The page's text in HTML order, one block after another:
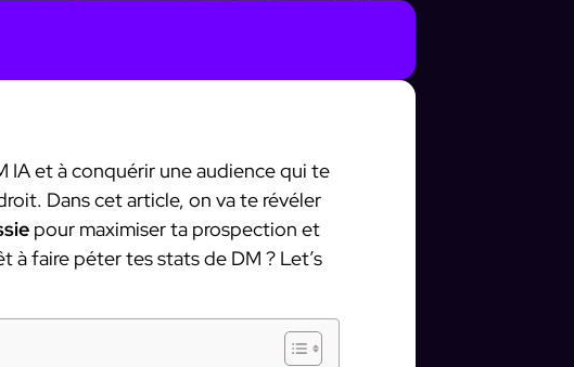
IA et à conquérir une audience qui te
Dans cet article, on va te révéler
pour maximiser ta prospection et
à faire péter tes stats de DM ? Let’s